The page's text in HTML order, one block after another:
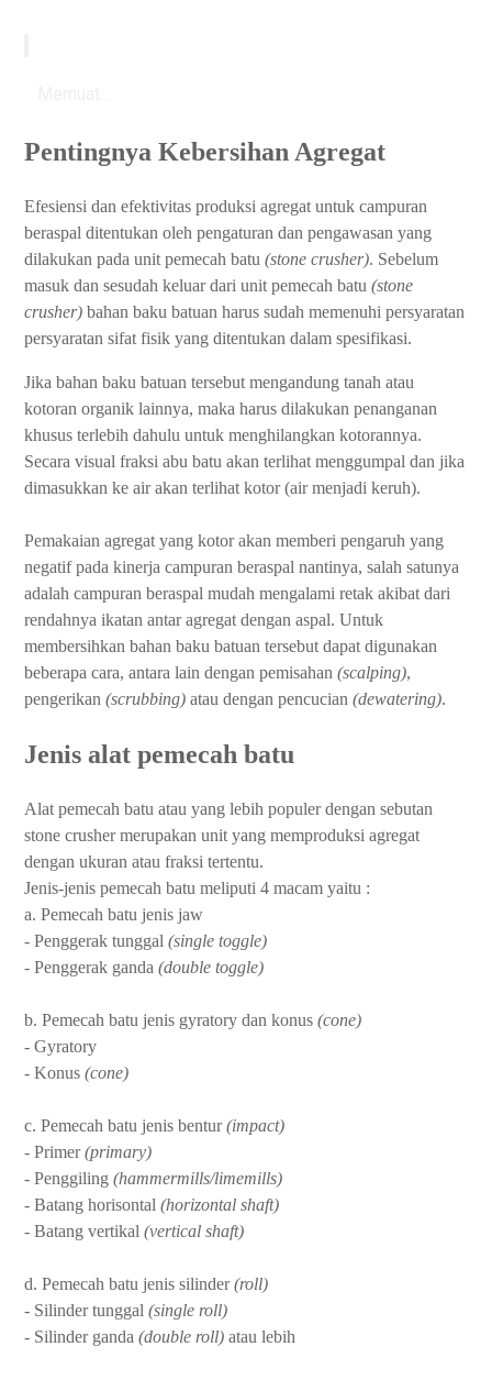
2. Penyalur (conveyor)
3. Saringan atau ayakan (screen)
4. Bin penampung
Pemilihan Peralatan Pemecah Batu
Penimbunan Agregat (stock pile)
Kesimpulan
Pentingnya Kebersihan Agregat
Efesiensi dan efektivitas produksi agregat untuk campuran
beraspal ditentukan oleh pengaturan dan pengawasan yang
dilakukan pada unit pemecah batu (stone crusher). Sebelum
masuk dan sesudah keluar dari unit pemecah batu (stone
crusher) bahan baku batuan harus sudah memenuhi persyaratan
persyaratan sifat fisik yang ditentukan dalam spesifikasi.
Jika bahan baku batuan tersebut mengandung tanah atau
kotoran organik lainnya, maka harus dilakukan penanganan
khusus terlebih dahulu untuk menghilangkan kotorannya.
Secara visual fraksi abu batu akan terlihat menggumpal dan jika
dimasukkan ke air akan terlihat kotor (air menjadi keruh).
Pemakaian agregat yang kotor akan memberi pengaruh yang
negatif pada kinerja campuran beraspal nantinya, salah satunya
adalah campuran beraspal mudah mengalami retak akibat dari
rendahnya ikatan antar agregat dengan aspal. Untuk
membersihkan bahan baku batuan tersebut dapat digunakan
beberapa cara, antara lain dengan pemisahan (scalping),
pengerikan (scrubbing) atau dengan pencucian (dewatering).
Jenis alat pemecah batu
Alat pemecah batu atau yang lebih populer dengan sebutan
stone crusher merupakan unit yang memproduksi agregat
dengan ukuran atau fraksi tertentu.
Jenis-jenis pemecah batu meliputi 4 macam yaitu :
a. Pemecah batu jenis jaw
- Penggerak tunggal (single toggle)
- Penggerak ganda (double toggle)
b. Pemecah batu jenis gyratory dan konus (cone)
- Gyratory
- Konus (cone)
c. Pemecah batu jenis bentur(impact)
- Primer(primary)
- Penggiling (hammermills/limemills)
- Batang horisontal (horizontal shaft)
- Batang vertikal (vertical shaft)
d. Pemecah batu jenis silinder(roll)
- Silinder tunggal (single roll)
- Silinder ganda (double roll) atau lebih